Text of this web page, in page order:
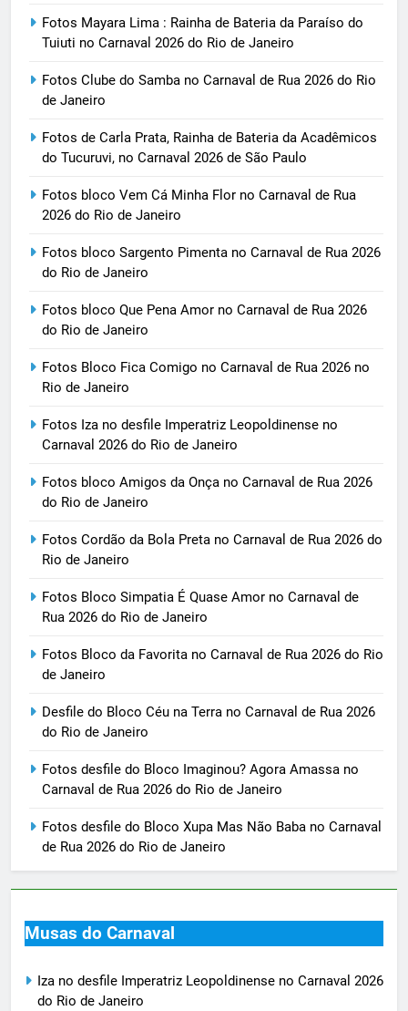
Fotos Mayara Lima : Rainha de Bateria da Paraíso do
Tuiuti no Carnaval 2026 do Rio de Janeiro
Fotos Clube do Samba no Carnaval de Rua 2026 do Rio
de Janeiro
Fotos de Carla Prata, Rainha de Bateria da Acadêmicos
do Tucuruvi, no Carnaval 2026 de São Paulo
Fotos bloco Vem Cá Minha Flor no Carnaval de Rua
2026 do Rio de Janeiro
Fotos bloco Sargento Pimenta no Carnaval de Rua 2026
do Rio de Janeiro
Fotos bloco Que Pena Amor no Carnaval de Rua 2026
do Rio de Janeiro
Fotos Bloco Fica Comigo no Carnaval de Rua 2026 no
Rio de Janeiro
Fotos Iza no desfile Imperatriz Leopoldinense no
Carnaval 2026 do Rio de Janeiro
Fotos bloco Amigos da Onça no Carnaval de Rua 2026
do Rio de Janeiro
Fotos Cordão da Bola Preta no Carnaval de Rua 2026 do
Rio de Janeiro
Fotos Bloco Simpatia É Quase Amor no Carnaval de
Rua 2026 do Rio de Janeiro
Fotos Bloco da Favorita no Carnaval de Rua 2026 do Rio
de Janeiro
Desfile do Bloco Céu na Terra no Carnaval de Rua 2026
do Rio de Janeiro
Fotos desfile do Bloco Imaginou? Agora Amassa no
Carnaval de Rua 2026 do Rio de Janeiro
Fotos desfile do Bloco Xupa Mas Não Baba no Carnaval
de Rua 2026 do Rio de Janeiro
Musas do Carnaval
Iza no desfile Imperatriz Leopoldinense no Carnaval 2026
do Rio de Janeiro